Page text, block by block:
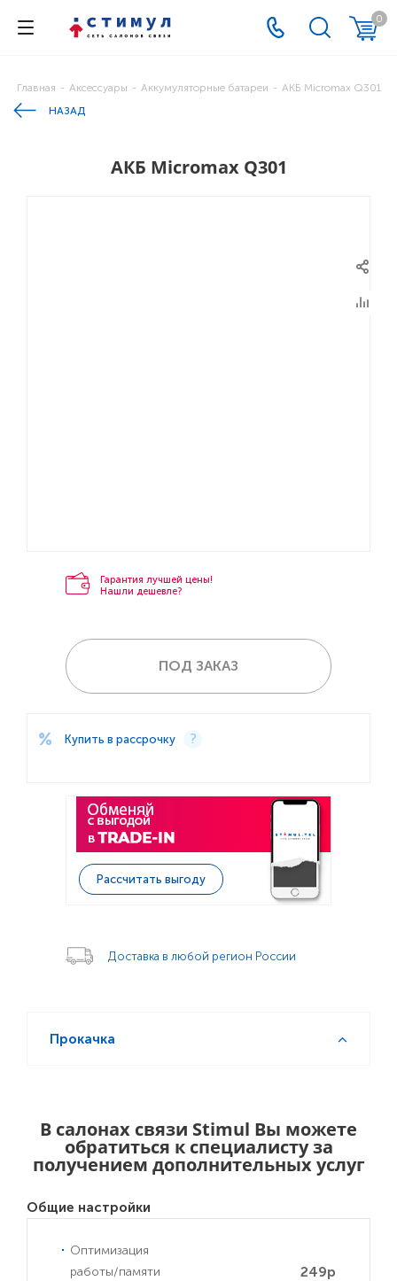
0
Главная - Аксессуары - Аккумуляторные батареи - АКБ Micromax Q301
НАЗАД
АКБ Micromax Q301
Гарантия лучшей цены!
Нашли дешевле?
ПОД ЗАКАЗ
Купить в рассрочку
Рассчитать выгоду
Доставка в любой регион России
Прокачка
В салонах связи Stimul Вы можете
обратиться к специалисту за
получением дополнительных услуг
Общие настройки
Оптимизация
работы/памяти
249р